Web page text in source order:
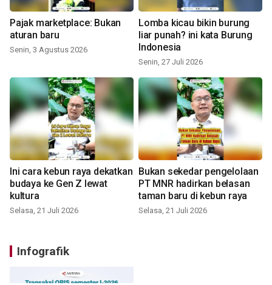
Pajak marketplace: Bukan
aturan baru
Senin, 3 Agustus 2026
Lomba kicau bikin burung
liar punah? ini kata Burung
Indonesia
Senin, 27 Juli 2026
Ini cara kebun raya dekatkan
budaya ke Gen Z lewat
kultura
Selasa, 21 Juli 2026
Bukan sekedar pengelolaan
PT MNR hadirkan belasan
taman baru di kebun raya
Selasa, 21 Juli 2026
Infografik